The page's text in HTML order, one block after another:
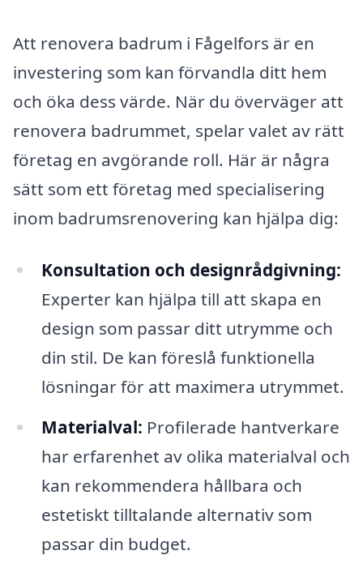
Att renovera badrum i Fågelfors är en
investering som kan förvandla ditt hem
och öka dess värde. När du överväger att
renovera badrummet, spelar valet av rätt
företag en avgörande roll. Här är några
sätt som ett företag med specialisering
inom badrumsrenovering kan hjälpa dig:
Konsultation och designrådgivning:
Experter kan hjälpa till att skapa en
design som passar ditt utrymme och
din stil. De kan föreslå funktionella
lösningar för att maximera utrymmet.
Materialval: Profilerade hantverkare
har erfarenhet av olika materialval och
kan rekommendera hållbara och
estetiskt tilltalande alternativ som
passar din budget.